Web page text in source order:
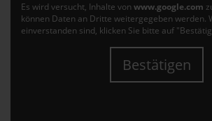
Es wird versucht, Inhalte von www.google.com
können Daten an Dritte weitergegeben werden.
einverstanden sind, klicken Sie bitte auf
Bestätigen